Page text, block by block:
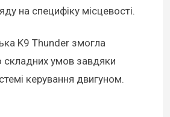
на специфіку місцевості.
K9 Thunder змогла
складних умов завдяки
керування двигуном.